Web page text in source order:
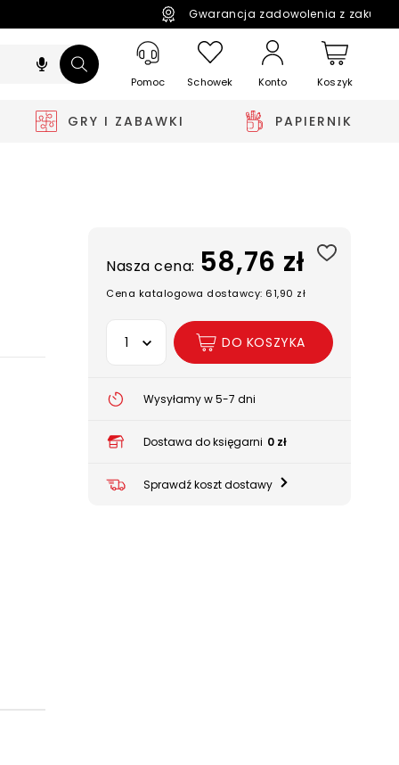
Gwarancja zadowolenia z
Pomoc Schowek Konto Koszyk
GRY I ZABAWKI PAPIERNIK
Nasza cena: 58,76 zł
Cena katalogowa dostawcy: 61,90 zł
Wybierz opcję
DO KOSZYKA
Wysyłamy w 5-7 dni
Dostawa do księgarni 0 zł
Sprawdź koszt dostawy